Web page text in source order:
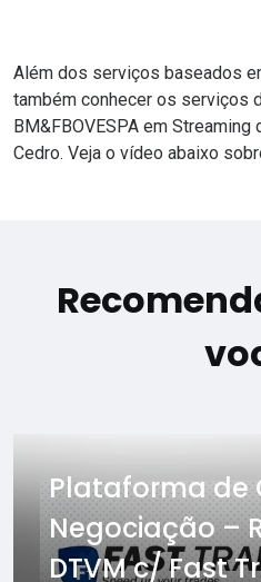
Além dos serviços baseados
também conhecer os serviços
BM&FBOVESPA em Streaming
Cedro. Veja o vídeo abaixo
Plataforma de
Negociação –
DTVM c/ Fast